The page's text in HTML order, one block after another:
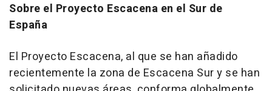
Sobre el Proyecto Escacena en el Sur de
España
El Proyecto Escacena, al que se han añadido
recientemente la zona de Escacena Sur y se han